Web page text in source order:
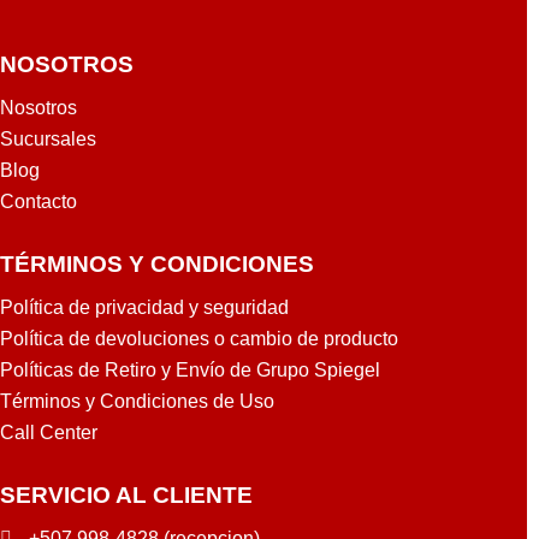
NOSOTROS
Nosotros
Sucursales
Blog
Contacto
TÉRMINOS Y CONDICIONES
Política de privacidad y seguridad
Política de devoluciones o cambio de producto
Políticas de Retiro y Envío de Grupo Spiegel
Términos y Condiciones de Uso
Call Center
SERVICIO AL CLIENTE